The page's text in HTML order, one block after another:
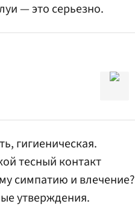
— это серьезно.
гигиеническая.
тесный контакт
симпатию и влечение?
утверждения.